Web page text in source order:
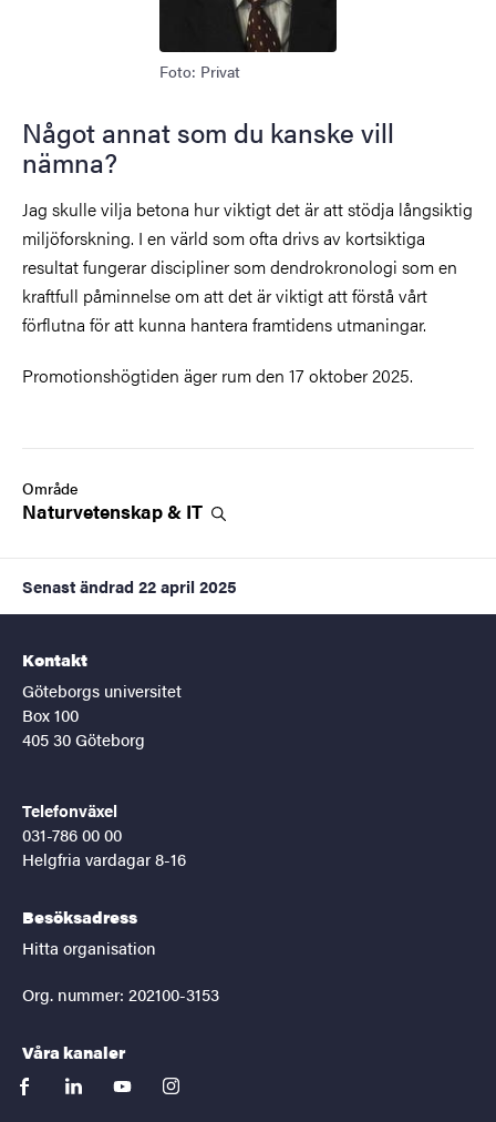
Foto: Privat
Något annat som du kanske vill
nämna?
Jag skulle vilja betona hur viktigt det är att stödja långsiktig
miljöforskning. I en värld som ofta drivs av kortsiktiga
resultat fungerar discipliner som dendrokronologi som en
kraftfull påminnelse om att det är viktigt att förstå vårt
förflutna för att kunna hantera framtidens utmaningar.
Promotionshögtiden äger rum den 17 oktober 2025.
Område
Naturvetenskap & IT
Senast ändrad 22 april 2025
Kontakt
Göteborgs universitet
Box 100
405 30 Göteborg
Telefonväxel
031-786 00 00
Helgfria vardagar 8-16
Besöksadress
Hitta organisation
Org. nummer: 202100-3153
Våra kanaler
facebooklinkedinyoutubeinstagram